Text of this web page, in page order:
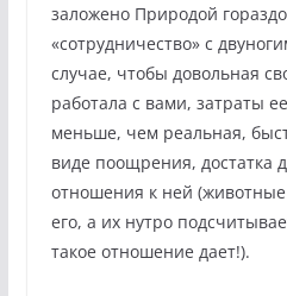
заложено Природой
«сотрудничество» с
случае, чтобы довольная
работала с вами, затраты
меньше, чем реальная,
виде поощрения, достатка
отношения к ней
его, а их нутро
такое отношение дает!).